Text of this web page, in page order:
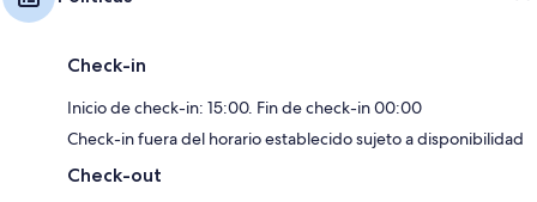
Check-in
Inicio de check-in: 15:00. Fin de check-in 00:00
Check-in fuera del horario establecido sujeto a disponibilidad
Check-out